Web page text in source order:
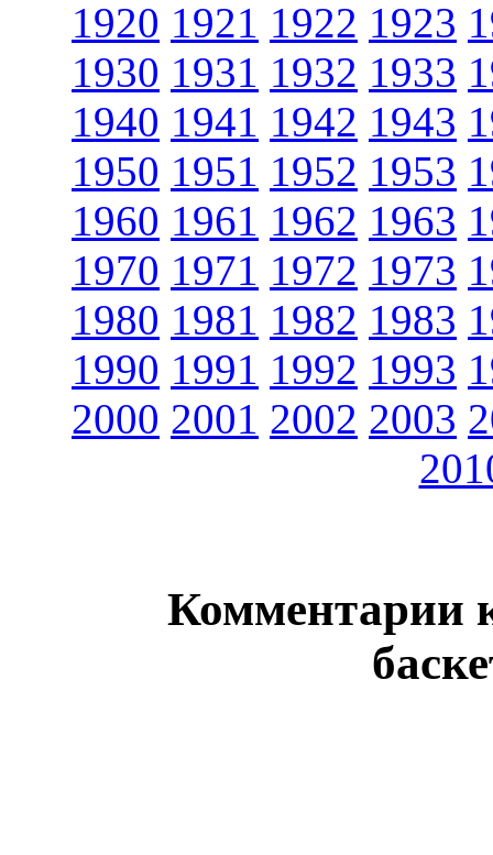
1920 1921 1922 1923
1930 1931 1932 1933
1940 1941 1942 1943
1950 1951 1952 1953
1960 1961 1962 1963
1970 1971 1972 1973
1980 1981 1982 1983
1990 1991 1992 1993
2000 2001 2002 2003
Комментарии